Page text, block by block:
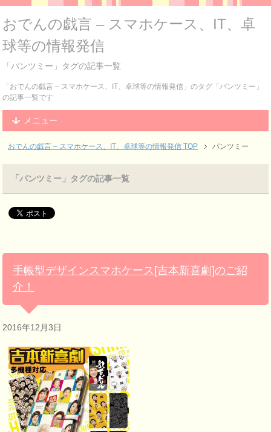
おでんの戯言 – スマホケース、IT、卓
球等の情報発信
「パンツミー」タグの記事一覧
「おでんの戯言 – スマホケース、IT、卓球等の情報発信」のタグ「パンツミー」
の記事一覧です
メニュー
おでんの戯言 – スマホケース、IT、卓球等の情報発信 TOP パンツミー
「パンツミー」タグの記事一覧
手帳型デザインスマホケース[吉本新喜劇]のご紹
介！
2016年12月3日